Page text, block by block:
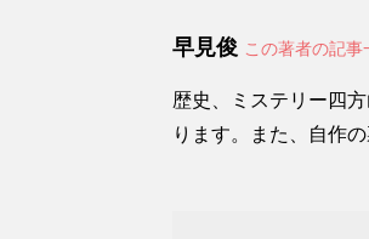
早見俊 この著者の記事
歴史、ミステリー四
ります。また、自作